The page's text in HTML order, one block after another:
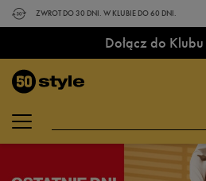
ZWROT DO 30 DNI. W KLUBIE DO 60 DNI.
Dołącz do